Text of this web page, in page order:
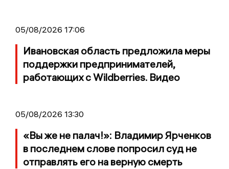
05/08/2026 17:06
Ивановская область предложила меры
поддержки предпринимателей,
работающих с Wildberries. Видео
05/08/2026 13:30
«Вы же не палач!»: Владимир Ярченков
в последнем слове попросил суд не
отправлять его на верную смерть